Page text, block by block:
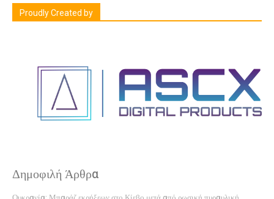
Proudly Created by
Δημοφιλή Άρθρα